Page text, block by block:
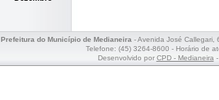
Prefeitura do Município de Medianeira- Avenida José Callegari,
Telefone: (45) 3264-8600 - Horário de
Desenvolvido por CPD - Medianeira-